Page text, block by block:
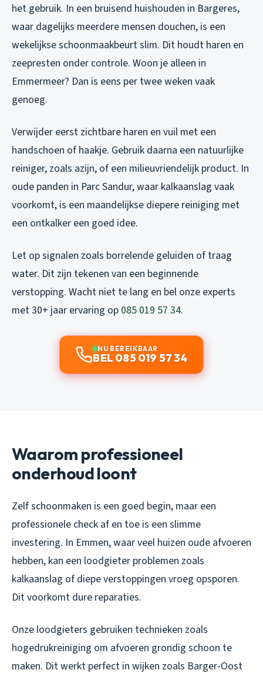
het gebruik. In een bruisend huishouden in Bargeres,
waar dagelijks meerdere mensen douchen, is een
wekelijkse schoonmaakbeurt slim. Dit houdt haren en
zeepresten onder controle. Woon je alleen in
Emmermeer? Dan is eens per twee weken vaak
genoeg.
Verwijder eerst zichtbare haren en vuil met een
handschoen of haakje. Gebruik daarna een natuurlijke
reiniger, zoals azijn, of een milieuvriendelijk product. In
oude panden in Parc Sandur, waar kalkaanslag vaak
voorkomt, is een maandelijkse diepere reiniging met
een ontkalker een goed idee.
Let op signalen zoals borrelende geluiden of traag
water. Dit zijn tekenen van een beginnende
verstopping. Wacht niet te lang en bel onze experts
met 30+ jaar ervaring op 085 019 57 34.
NU BEREIKBAAR
BEL 085 019 57 34
Waarom professioneel
onderhoud loont
Zelf schoonmaken is een goed begin, maar een
professionele check af en toe is een slimme
investering. In Emmen, waar veel huizen oude afvoeren
hebben, kan een loodgieter problemen zoals
kalkaanslag of diepe verstoppingen vroeg opsporen.
Dit voorkomt dure reparaties.
Onze loodgieters gebruiken technieken zoals
hogedrukreiniging om afvoeren grondig schoon te
maken. Dit werkt perfect in wijken zoals Barger-Oost